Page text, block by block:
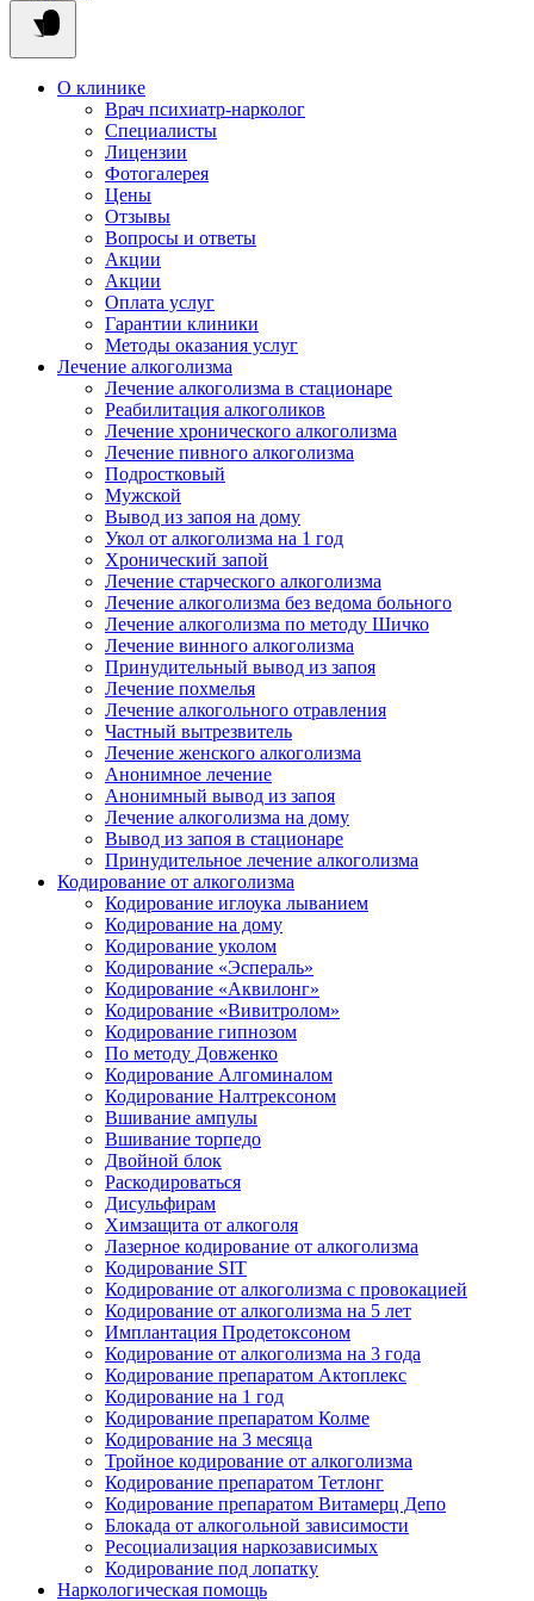
О клинике
Врач психиатр-нарколог
Специалисты
Лицензии
Фотогалерея
Цены
Отзывы
Вопросы и ответы
Акции
Акции
Оплата услуг
Гарантии клиники
Методы оказания услуг
Лечение алкоголизма
Лечение алкоголизма в стационаре
Реабилитация алкоголиков
Лечение хронического алкоголизма
Лечение пивного алкоголизма
Подростковый
Мужской
Вывод из запоя на дому
Укол от алкоголизма на 1 год
Хронический запой
Лечение старческого алкоголизма
Лечение алкоголизма без ведома больного
Лечение алкоголизма по методу Шичко
Лечение винного алкоголизма
Принудительный вывод из запоя
Лечение похмелья
Лечение алкогольного отравления
Частный вытрезвитель
Лечение женского алкоголизма
Анонимное лечение
Анонимный вывод из запоя
Лечение алкоголизма на дому
Вывод из запоя в стационаре
Принудительное лечение алкоголизма
Кодирование от алкоголизма
Кодирование иглоука лыванием
Кодирование на дому
Кодирование уколом
Кодирование «Эспераль»
Кодирование «Аквилонг»
Кодирование «Вивитролом»
Кодирование гипнозом
По методу Довженко
Кодирование Алгоминалом
Кодирование Налтрексоном
Вшивание ампулы
Вшивание торпедо
Двойной блок
Раскодироваться
Дисульфирам
Химзащита от алкоголя
Лазерное кодирование от алкоголизма
Кодирование SIT
Кодирование от алкоголизма с провокацией
Кодирование от алкоголизма на 5 лет
Имплантация Продетоксоном
Кодирование от алкоголизма на 3 года
Кодирование препаратом Актоплекс
Кодирование на 1 год
Кодирование препаратом Колме
Кодирование на 3 месяца
Тройное кодирование от алкоголизма
Кодирование препаратом Тетлонг
Кодирование препаратом Витамерц Депо
Блокада от алкогольной зависимости
Ресоциализация наркозависимых
Кодирование под лопатку
Наркологическая помощь